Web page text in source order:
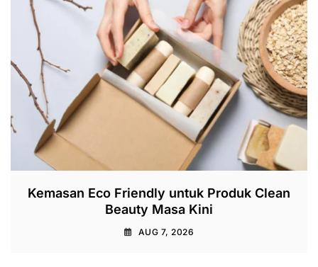
Kemasan Eco Friendly untuk Produk Clean
Beauty Masa Kini
AUG 7, 2026